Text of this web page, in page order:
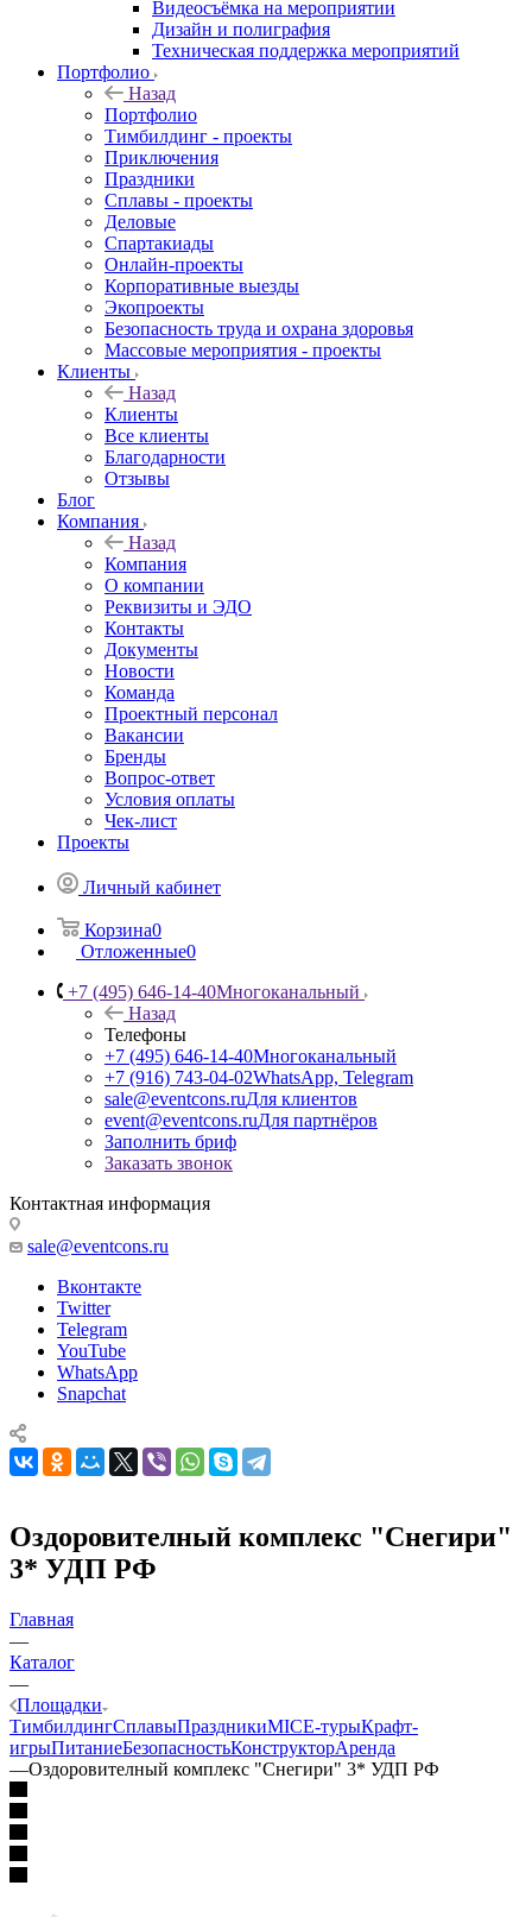
Видеосъёмка на мероприятии
Дизайн и полиграфия
Техническая поддержка мероприятий
Портфолио
Назад
Портфолио
Тимбилдинг - проекты
Приключения
Праздники
Сплавы - проекты
Деловые
Спартакиады
Онлайн-проекты
Корпоративные выезды
Экопроекты
Безопасность труда и охрана здоровья
Массовые мероприятия - проекты
Клиенты
Назад
Клиенты
Все клиенты
Благодарности
Отзывы
Блог
Компания
Назад
Компания
О компании
Реквизиты и ЭДО
Контакты
Документы
Новости
Команда
Проектный персонал
Вакансии
Бренды
Вопрос-ответ
Условия оплаты
Чек-лист
Проекты
Личный кабинет
Корзина0
Отложенные0
+7 (495) 646-14-40Многоканальный
Назад
Телефоны
+7 (495) 646-14-40Многоканальный
+7 (916) 743-04-02WhatsApp, Telegram
sale@eventcons.ruДля клиентов
event@eventcons.ruДля партнёров
Заполнить бриф
Заказать звонок
Контактная информация
sale@eventcons.ru
Вконтакте
Twitter
Telegram
YouTube
WhatsApp
Snapchat
Оздоровителный комплекс "Снегири"
3* УДП РФ
Главная
—
Каталог
—
Площадки
ТимбилдингСплавыПраздникиMICE‑турыКрафт-
игрыПитаниеБезопасностьКонструкторАренда
—Оздоровителный комплекс "Снегири" 3* УДП РФ